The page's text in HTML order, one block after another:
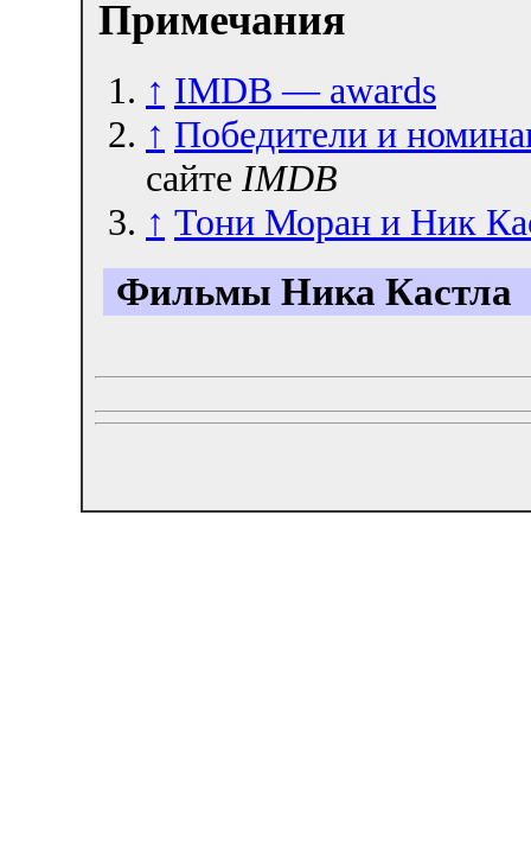
Примечания
↑ IMDB — awards
↑ Победители и
сайте IMDB
↑ Тони Моран и Ник
Фильмы Ника Кастла